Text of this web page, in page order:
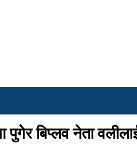
पुगेर बिप्लव नेता